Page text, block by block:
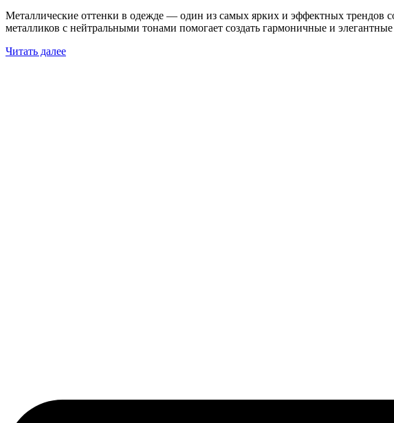
Металлические оттенки в одежде — один из самых ярких и эффектных трендов
металликов с нейтральными тонами помогает создать гармоничные и
Читать далее